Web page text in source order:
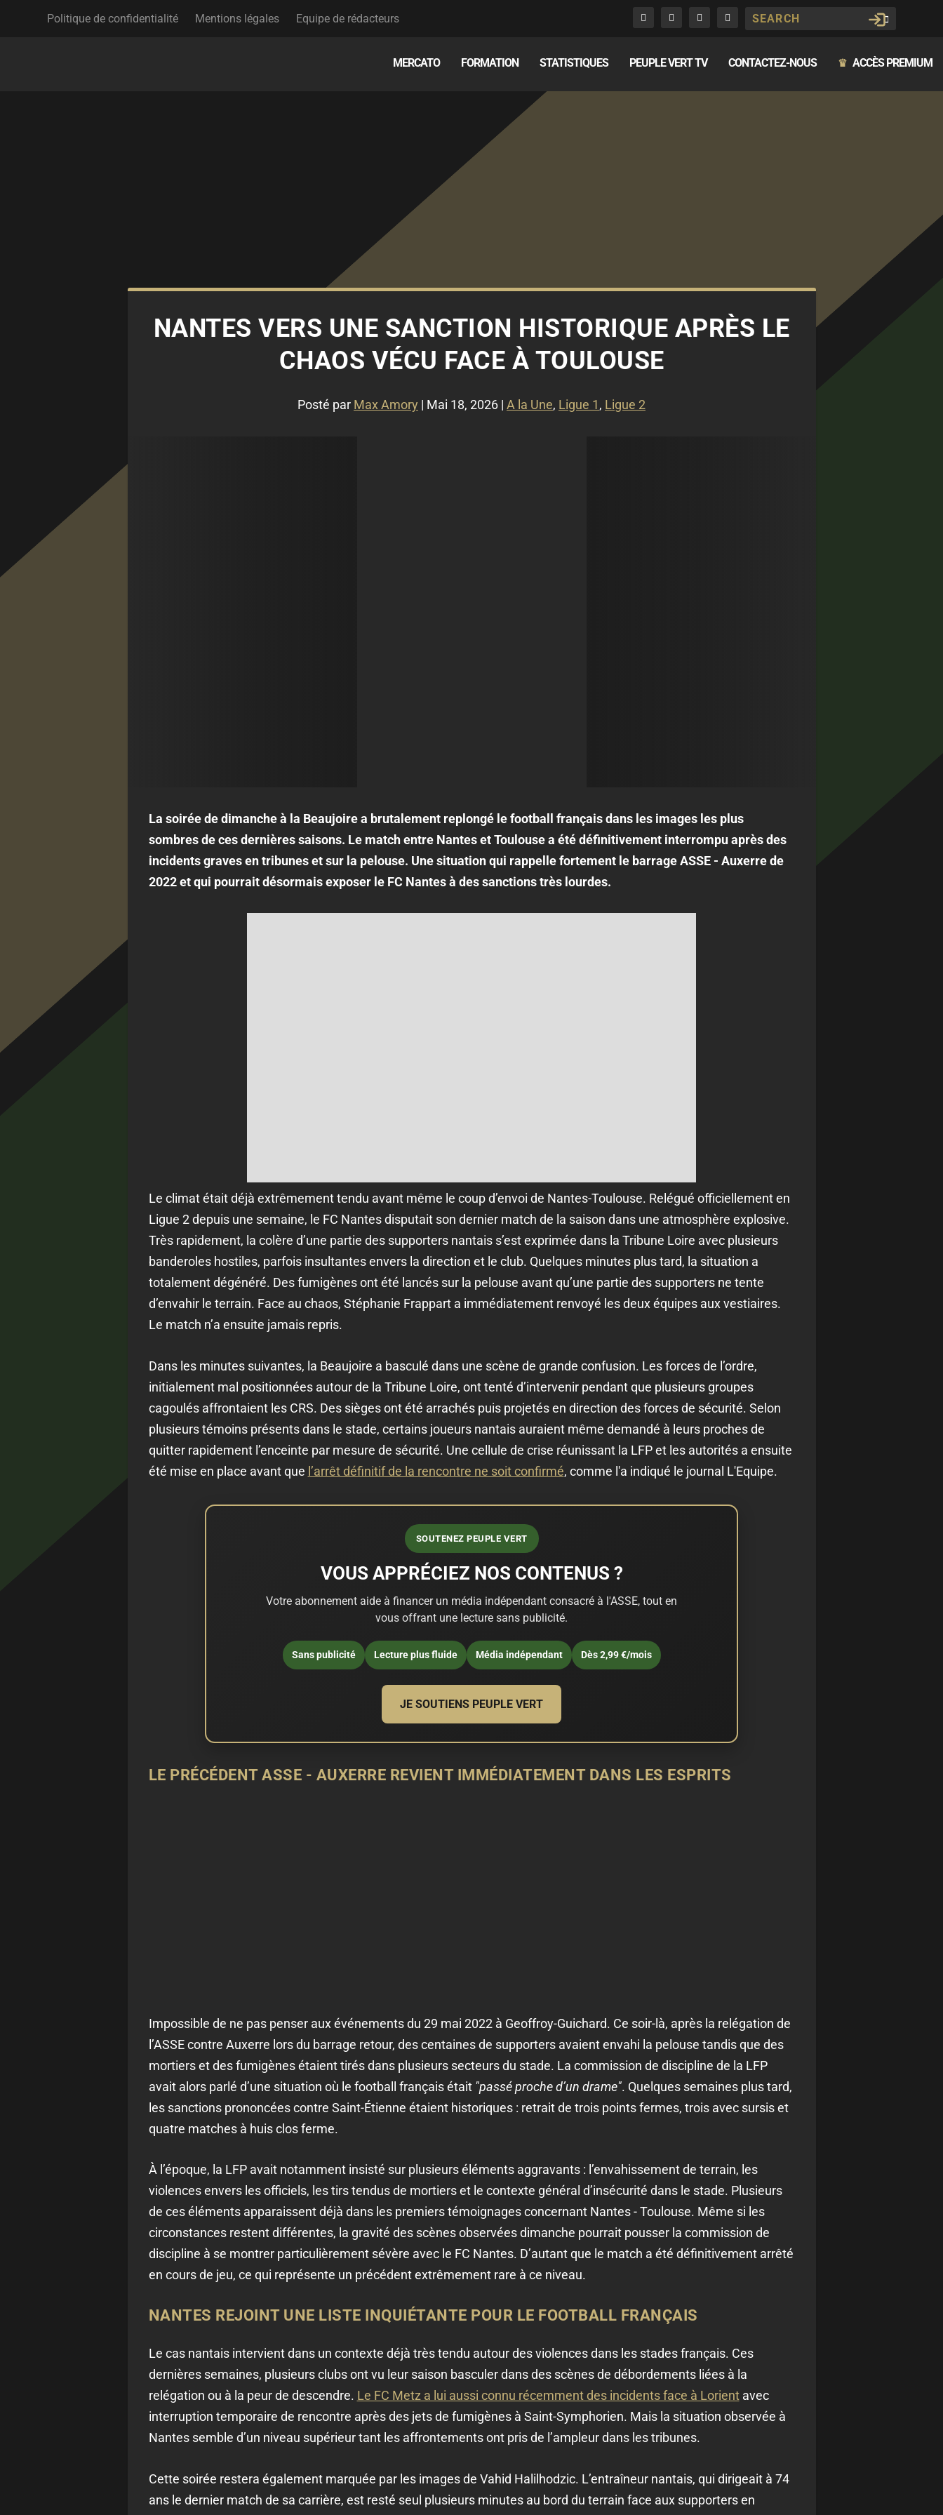
Politique de confidentialité Mentions légales Equipe de rédacteurs
MERCATO FORMATION STATISTIQUES PEUPLE VERT TV CONTACTEZ-NOUS ♛ ACCÈS PREMIUM
NANTES VERS UNE SANCTION HISTORIQUE APRÈS LE
CHAOS VÉCU FACE À TOULOUSE
Posté par Max Amory | Mai 18, 2026 | A la Une, Ligue 1, Ligue 2
La soirée de dimanche à la Beaujoire a brutalement replongé le football français dans les images les plus
sombres de ces dernières saisons. Le match entre Nantes et Toulouse a été définitivement interrompu après des
incidents graves en tribunes et sur la pelouse. Une situation qui rappelle fortement le barrage ASSE - Auxerre de
2022 et qui pourrait désormais exposer le FC Nantes à des sanctions très lourdes.
Le climat était déjà extrêmement tendu avant même le coup d’envoi de Nantes-Toulouse. Relégué officiellement en
Ligue 2 depuis une semaine, le FC Nantes disputait son dernier match de la saison dans une atmosphère explosive.
Très rapidement, la colère d’une partie des supporters nantais s’est exprimée dans la Tribune Loire avec plusieurs
banderoles hostiles, parfois insultantes envers la direction et le club. Quelques minutes plus tard, la situation a
totalement dégénéré. Des fumigènes ont été lancés sur la pelouse avant qu’une partie des supporters ne tente
d’envahir le terrain. Face au chaos, Stéphanie Frappart a immédiatement renvoyé les deux équipes aux vestiaires.
Le match n’a ensuite jamais repris.
Dans les minutes suivantes, la Beaujoire a basculé dans une scène de grande confusion. Les forces de l’ordre,
initialement mal positionnées autour de la Tribune Loire, ont tenté d’intervenir pendant que plusieurs groupes
cagoulés affrontaient les CRS. Des sièges ont été arrachés puis projetés en direction des forces de sécurité. Selon
plusieurs témoins présents dans le stade, certains joueurs nantais auraient même demandé à leurs proches de
quitter rapidement l’enceinte par mesure de sécurité. Une cellule de crise réunissant la LFP et les autorités a ensuite
été mise en place avant que l’arrêt définitif de la rencontre ne soit confirmé, comme l'a indiqué le journal L'Equipe.
SOUTENEZ PEUPLE VERT
VOUS APPRÉCIEZ NOS CONTENUS ?
Votre abonnement aide à financer un média indépendant consacré à l'ASSE, tout en
vous offrant une lecture sans publicité.
Sans publicité Lecture plus fluide Média indépendant Dès 2,99 €/mois
JE SOUTIENS PEUPLE VERT
LE PRÉCÉDENT ASSE - AUXERRE REVIENT IMMÉDIATEMENT DANS LES ESPRITS
Impossible de ne pas penser aux événements du 29 mai 2022 à Geoffroy-Guichard. Ce soir-là, après la relégation de
l’ASSE contre Auxerre lors du barrage retour, des centaines de supporters avaient envahi la pelouse tandis que des
mortiers et des fumigènes étaient tirés dans plusieurs secteurs du stade. La commission de discipline de la LFP
avait alors parlé d’une situation où le football français était "passé proche d’un drame". Quelques semaines plus tard,
les sanctions prononcées contre Saint-Étienne étaient historiques : retrait de trois points fermes, trois avec sursis et
quatre matches à huis clos ferme.
À l’époque, la LFP avait notamment insisté sur plusieurs éléments aggravants : l’envahissement de terrain, les
violences envers les officiels, les tirs tendus de mortiers et le contexte général d’insécurité dans le stade. Plusieurs
de ces éléments apparaissent déjà dans les premiers témoignages concernant Nantes - Toulouse. Même si les
circonstances restent différentes, la gravité des scènes observées dimanche pourrait pousser la commission de
discipline à se montrer particulièrement sévère avec le FC Nantes. D’autant que le match a été définitivement arrêté
en cours de jeu, ce qui représente un précédent extrêmement rare à ce niveau.
NANTES REJOINT UNE LISTE INQUIÉTANTE POUR LE FOOTBALL FRANÇAIS
Le cas nantais intervient dans un contexte déjà très tendu autour des violences dans les stades français. Ces
dernières semaines, plusieurs clubs ont vu leur saison basculer dans des scènes de débordements liées à la
relégation ou à la peur de descendre. Le FC Metz a lui aussi connu récemment des incidents face à Lorientavec
interruption temporaire de rencontre après des jets de fumigènes à Saint-Symphorien. Mais la situation observée à
Nantes semble d’un niveau supérieur tant les affrontements ont pris de l’ampleur dans les tribunes.
Cette soirée restera également marquée par les images de Vahid Halilhodzic. L’entraîneur nantais, qui dirigeait à 74
ans le dernier match de sa carrière, est resté seul plusieurs minutes au bord du terrain face aux supporters en